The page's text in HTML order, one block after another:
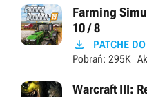
Farming
10 / 8
 PATCHE
Pobrań: 295K
Warcraft III: